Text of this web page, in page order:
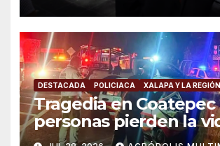
DESTACADA POLICIACA XALAPA Y LA REGIÓN
Tragedia en Coatepec
personas pierden la
choque de taxi contra